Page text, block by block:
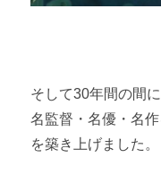
そして30年間の間
名監督・名優・名
を築き上げました。